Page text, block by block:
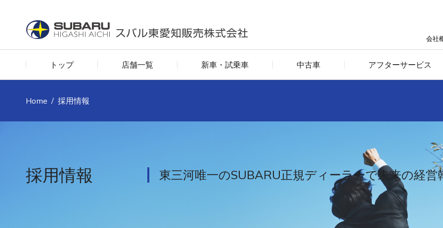
会社
トップ 店舗一覧 新車・試乗車 中古車 アフターサービス
You are here:
Home 採用情報
採用情報 東三河唯一のSUBARU正規ディーラーで未来の経